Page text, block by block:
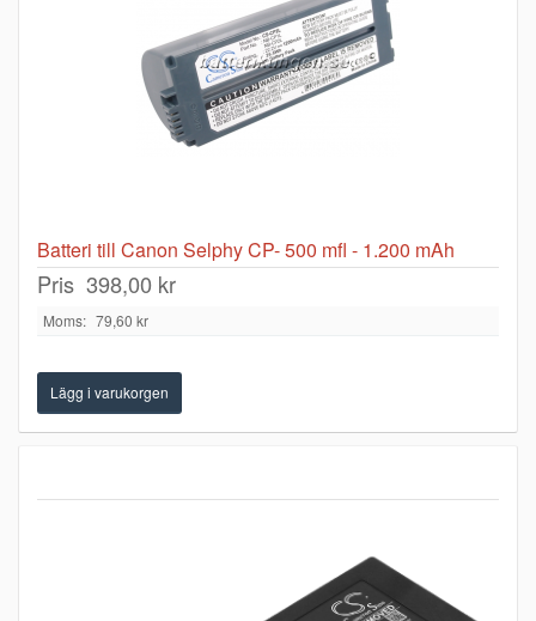
Batteri till Canon Selphy CP- 500 mfl - 1.200 mAh
Pris 398,00 kr
Moms: 79,60 kr